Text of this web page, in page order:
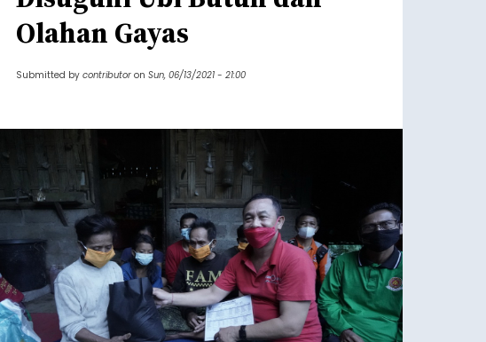
Olahan Gayas
Submitted by contributor on Sun, 06/13/2021 - 21:00